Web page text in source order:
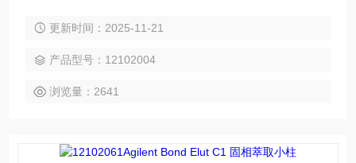
更新时间：2025-11-21
产品型号：12102004
浏览量：2641